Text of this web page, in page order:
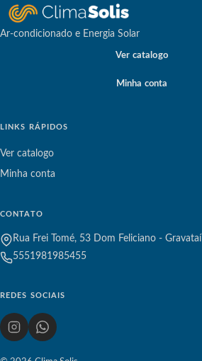
Ar-condicionado e Energia Solar
Ver catalogo
Minha conta
LINKS RÁPIDOS
Ver catalogo
Minha conta
CONTATO
Rua Frei Tomé, 53 Dom Feliciano - Gravataí
5551981985455
REDES SOCIAIS